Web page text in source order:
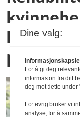
på
Dine valg:
For å gi deg
informasjon fra ditt
deg mot dette under
For øvrig bruker vi
analyse, for å